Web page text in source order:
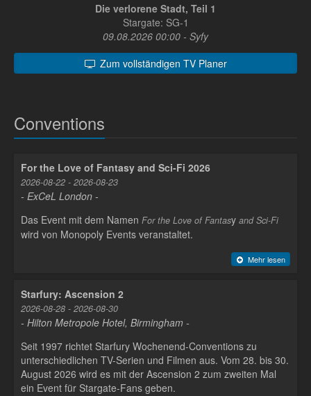
Die verlorene Stadt, Teil 1
Stargate: SG-1
09.08.2026 00:00 - Syfy
Zum vollständigen TV Planer
Conventions
For the Love of Fantasy and Sci-Fi 2026
2026-08-22 - 2026-08-23
- ExCeL London -
Das Event mit dem Namen For the Love of Fantasy and Sci-Fi
wird von Monopoly Events veranstaltet.
Mehr lesen
Starfury: Ascension 2
2026-08-28 - 2026-08-30
- Hilton Metropole Hotel, Birmingham -
Seit 1997 richtet Starfury Wochenend-Conventions zu
unterschiedlichen TV-Serien und Filmen aus. Vom 28. bis 30.
August 2026 wird es mit der Ascension 2 zum zweiten Mal
ein Event für Stargate-Fans geben.